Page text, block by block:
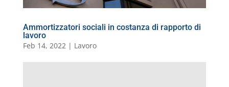
Ammortizzatori sociali in costanza di rapporto di
lavoro
Feb 14, 2022| Lavoro